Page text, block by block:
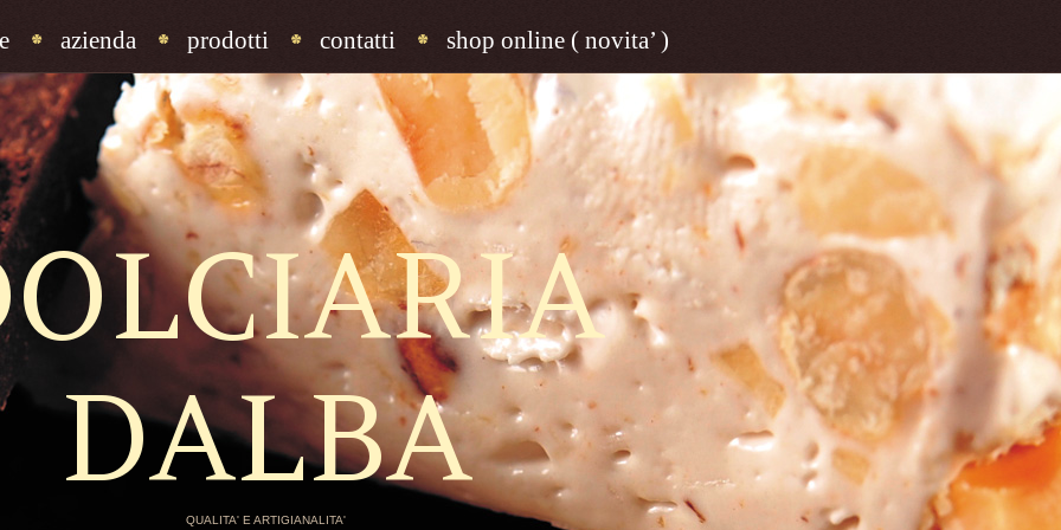
azienda prodotti contatti shop online ( novita’ )
DALBA
QUALITA' E ARTIGIANALITA'